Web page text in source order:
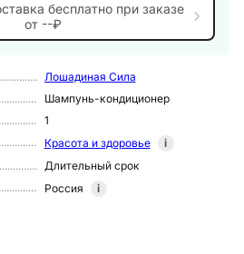
Лошадиная Сила
Шампунь-кондиционер
1
Красота и здоровье
i
Длительный срок
Россия i
бесплатно при заказе
от --₽